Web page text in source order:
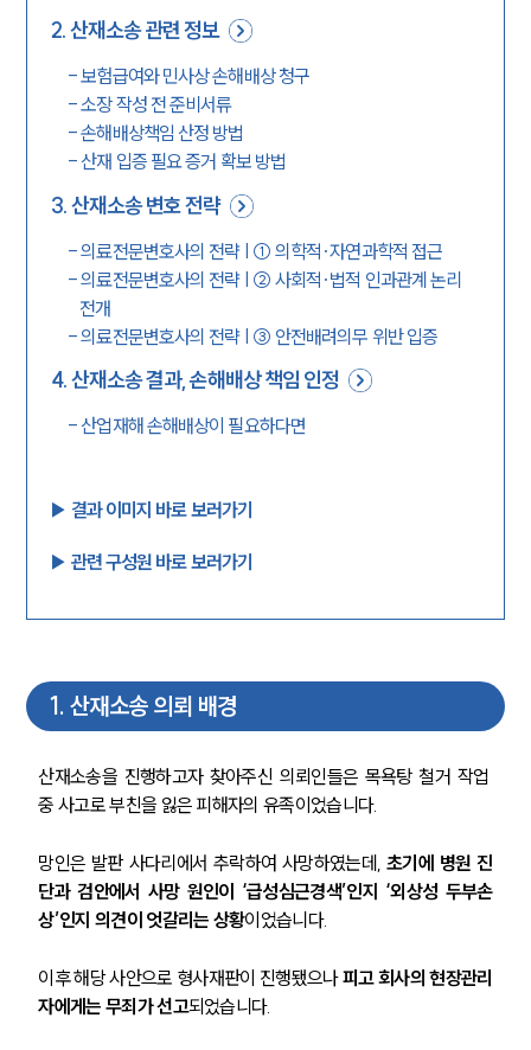
2.산재소송 관련 정보
-보험급여와 민사상 손해배상 청구
-소장 작성 전 준비서류
-손해배상책임 산정 방법
-산재 입증 필요 증거 확보 방법
3.산재소송 변호 전략
-의료전문변호사의 전략 | ① 의학적·자연과학적 접근
-의료전문변호사의 전략 | ② 사회적·법적 인과관계 논리
전개
-의료전문변호사의 전략 | ③ 안전배려의무 위반 입증
4.산재소송 결과, 손해배상 책임 인정
-산업재해 손해배상이 필요하다면
▶︎ 결과 이미지 바로 보러가기
▶︎ 관련 구성원 바로 보러가기
1. 산재소송 의뢰 배경
산재소송을 진행하고자 찾아주신 의뢰인들은 목욕탕 철거 작업
중 사고로 부친을 잃은 피해자의 유족이었습니다.
망인은 발판 사다리에서 추락하여 사망하였는데, 초기에 병원 진
단과 검안에서 사망 원인이 ‘급성심근경색’인지 ‘외상성 두부손
상’인지 의견이 엇갈리는 상황이었습니다.
이후 해당 사안으로 형사재판이 진행됐으나 피고 회사의 현장관리
자에게는 무죄가 선고되었습니다.